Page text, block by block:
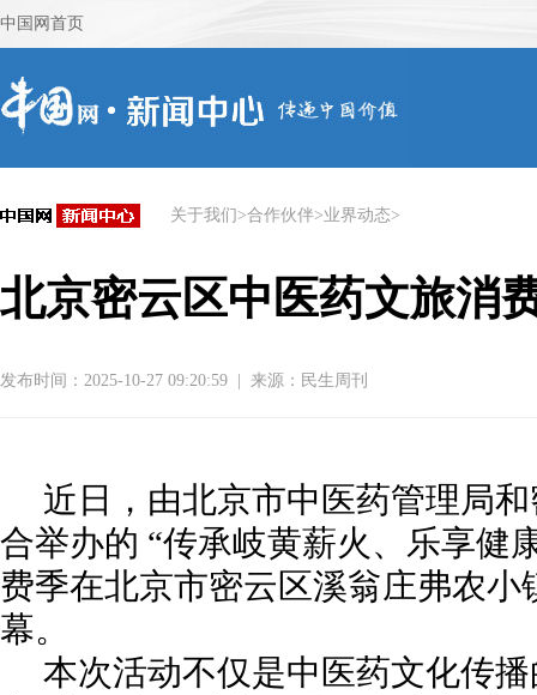
关于我们 >合作伙伴>业界动态>
北京密云区中医药文旅消
发布时间：2025-10-27 09:20:59 来源： 民生周刊
近日，由北京市中医药管理局
合举办的 “传承岐黄薪火、乐享健
费季在北京市密云区溪翁庄弗农小
幕。
本次活动不仅是中医药文化传